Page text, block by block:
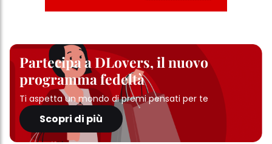
Partecipa a DLovers, il nuovo
programma fedeltà
Ti aspetta un mondo di premi pensati per te
Scopri di più